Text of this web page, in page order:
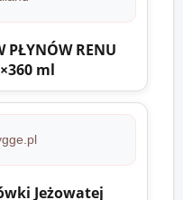
PŁYNÓW RENU
ml
Jeżowatej